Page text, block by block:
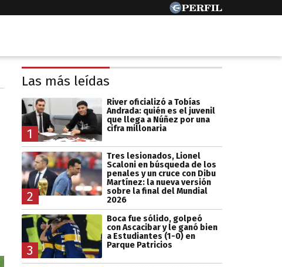
Las más leídas
1
River oficializó a Tobías
Andrada: quién es el juvenil
que llega a Núñez por una
cifra millonaria
2
Tres lesionados, Lionel
Scaloni en búsqueda de los
penales y un cruce con Dibu
Martínez: la nueva versión
sobre la final del Mundial
2026
3
Boca fue sólido, golpeó
con Ascacibar y le ganó bien
a Estudiantes (1-0) en
Parque Patricios